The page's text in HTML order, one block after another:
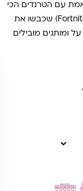
עם הטרנדים הכי
חמים של השנה, ובראשם דמויות הפורטנייט (Fortnite) שכבשו את
מובילים
מושלמת להורים
ומשלוח